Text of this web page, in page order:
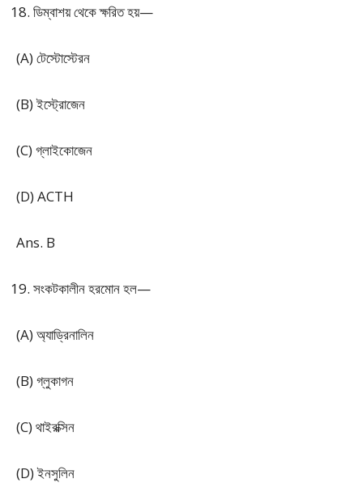
ডিম্বাশয় থেকে ক্ষরিত হয়—
(A) টেস্টোস্টেরন
(B) ইস্ট্রোজেন
(C) গ্লাইকোজেন
(D) ACTH
Ans. B
সংকটকালীন হরমোন হল—
(A) অ্যাড্রিনালিন
(B) গ্লুকাগন
(C) থাইরক্সিন
(D) ইনসুলিন